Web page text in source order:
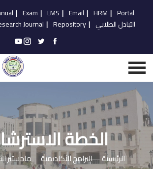
Portal
|
HRM
|
Email
|
LMS
|
Exam
|
التبادل الطلابي |
Repository
|
Journal
الخطة
الرئيسية البرامج الأكاديمية ماجستير